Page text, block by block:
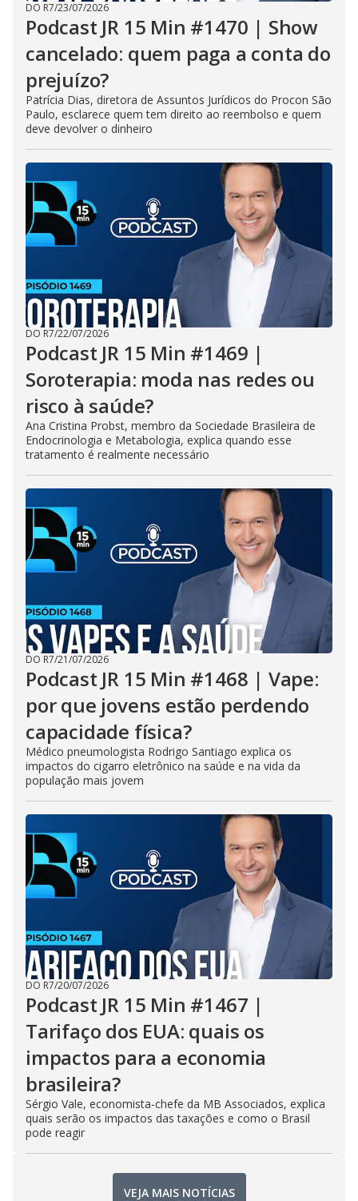
DO R7/23/07/2026
Podcast JR 15 Min #1470 | Show
cancelado: quem paga a conta do
prejuízo?
Patrícia Dias, diretora de Assuntos Jurídicos do Procon São
Paulo, esclarece quem tem direito ao reembolso e quem
deve devolver o dinheiro
DO R7/22/07/2026
Podcast JR 15 Min #1469 |
Soroterapia: moda nas redes ou
risco à saúde?
Ana Cristina Probst, membro da Sociedade Brasileira de
Endocrinologia e Metabologia, explica quando esse
tratamento é realmente necessário
DO R7/21/07/2026
Podcast JR 15 Min #1468 | Vape:
por que jovens estão perdendo
capacidade física?
Médico pneumologista Rodrigo Santiago explica os
impactos do cigarro eletrônico na saúde e na vida da
população mais jovem
DO R7/20/07/2026
Podcast JR 15 Min #1467 |
Tarifaço dos EUA: quais os
impactos para a economia
brasileira?
Sérgio Vale, economista-chefe da MB Associados, explica
quais serão os impactos das taxações e como o Brasil
pode reagir
VEJA MAIS NOTÍCIAS